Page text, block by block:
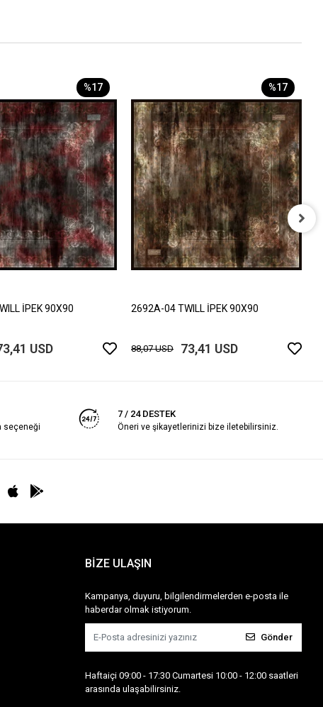
%17
İPEK 90X90
USD
%17
2692A-04 TWILL İPEK 90X90
88,07 USD 73,41 USD
seçeneği
7 / 24 DESTEK
Öneri ve şikayetlerinizi bize iletebilirsiniz.
BİZE ULAŞIN
Kampanya, duyuru, bilgilendirmelerden e-posta ile
haberdar olmak istiyorum.
Gönder
Haftaiçi 09:00 - 17:30 Cumartesi 10:00 - 12:00 saatleri
arasında ulaşabilirsiniz.